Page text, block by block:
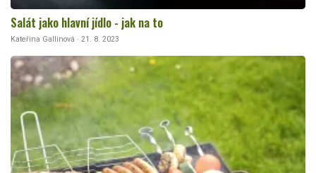
Salát jako hlavní jídlo - jak na to
Kateřina Gallinová · 21. 8. 2023